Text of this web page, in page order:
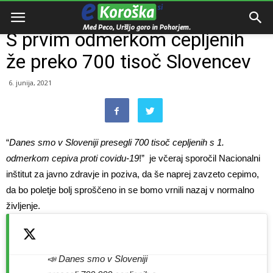
Domov Zanimivosti
S prvim odmerkom cepljenih
že preko 700 tisoč Slovencev
6. junija, 2021
“Danes smo v Sloveniji presegli 700 tisoč cepljenih s 1.
odmerkom cepiva proti covidu-19!” je včeraj sporočil Nacionalni
inštitut za javno zdravje in poziva, da še naprej zavzeto cepimo,
da bo poletje bolj sproščeno in se bomo vrnili nazaj v normalno
življenje.
📣 Danes smo v Sloveniji